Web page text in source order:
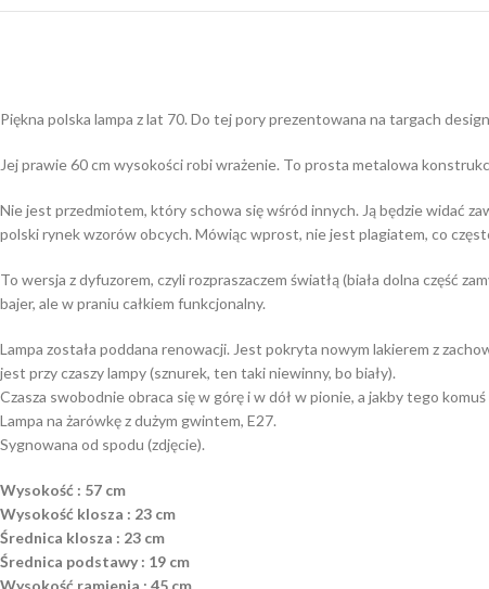
Piękna polska lampa z lat 70. Do tej pory prezentowana na targach
Jej prawie 60 cm wysokości robi wrażenie. To prosta metalowa
Nie jest przedmiotem, który schowa się wśród innych. Ją będzie widać
polski rynek wzorów obcych. Mówiąc wprost, nie jest plagiatem, co
To wersja z dyfuzorem, czyli rozpraszaczem światłą (biała dolna część
bajer, ale w praniu całkiem funkcjonalny.
Lampa została poddana renowacji. Jest pokryta nowym lakierem z
jest przy czaszy lampy (sznurek, ten taki niewinny, bo biały).
Czasza swobodnie obraca się w górę i w dół w pionie, a jakby tego
Lampa na żarówkę z dużym gwintem, E27.
Sygnowana od spodu (zdjęcie).
Wysokość : 57 cm
Wysokość klosza : 23 cm
Średnica klosza : 23 cm
Średnica podstawy : 19 cm